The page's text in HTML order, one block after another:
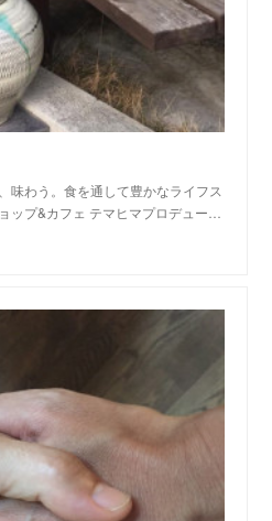
味わう。食を通して豊かなライフス
ップ&カフェ テマヒマプロデュー…